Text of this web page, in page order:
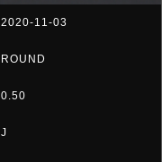
2020-11-03
ROUND
0.50
J